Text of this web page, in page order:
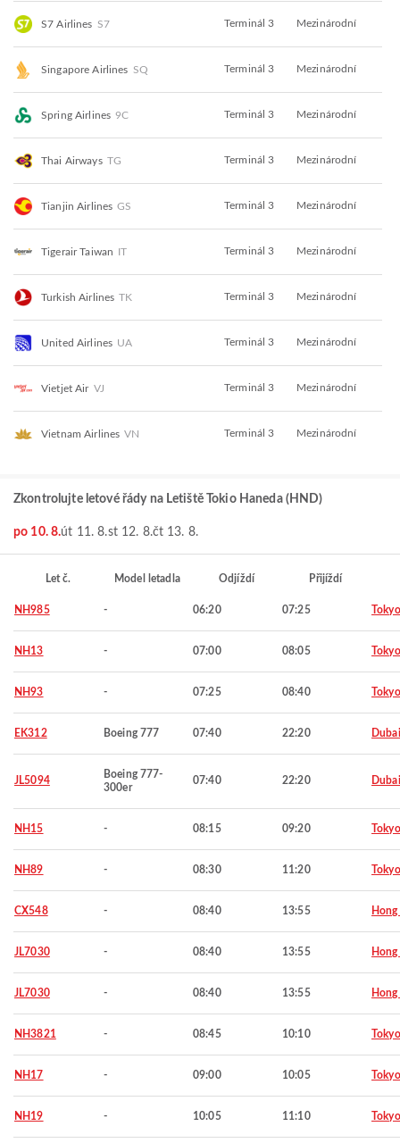
S7 Airlines S7 Terminál 3 Mezinárodní
Singapore Airlines SQ Terminál 3 Mezinárodní
Spring Airlines 9C Terminál 3 Mezinárodní
Thai Airways TG Terminál 3 Mezinárodní
Tianjin Airlines GS Terminál 3 Mezinárodní
Tigerair Taiwan IT Terminál 3 Mezinárodní
Turkish Airlines TK Terminál 3 Mezinárodní
United Airlines UA Terminál 3 Mezinárodní
Vietjet Air VJ Terminál 3 Mezinárodní
Vietnam Airlines VN Terminál 3 Mezinárodní
Zkontrolujte letové řády na Letiště Tokio Haneda (HND)
po 10. 8.út 11. 8.st 12. 8.čt 13. 8.
Let č. Model letadla Odjíždí Přijíždí
NH985 - 06:20 07:25 Tokyo
NH13 - 07:00 08:05 Tokyo
NH93 - 07:25 08:40 Tokyo
EK312 Boeing 777 07:40 22:20 Dubai
JL5094
Boeing 777-
300er
07:40 22:20 Dubai
NH15 - 08:15 09:20 Tokyo
NH89 - 08:30 11:20 Tokyo
CX548 - 08:40 13:55
JL7030 - 08:40 13:55
JL7030 - 08:40 13:55
NH3821 - 08:45 10:10 Tokyo
NH17 - 09:00 10:05 Tokyo
NH19 - 10:05 11:10 Tokyo